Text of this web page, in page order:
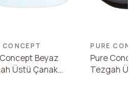
CONCEPT
Beyaz
Üstü Çanak
PURE
Pure
Tezgah